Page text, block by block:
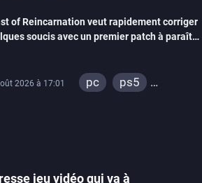
of Reincarnation veut rapidement corriger
soucis avec un premier patch à paraître
2026 à 17:01 pc
ps5
jeu vidéo qui va à